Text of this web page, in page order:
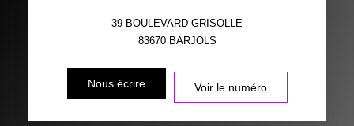
39 BOULEVARD GRISOLLE
83670 BARJOLS
Nous écrire Voir le numéro